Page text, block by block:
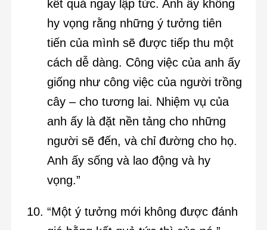
kết quả ngay lập tức. Anh ấy không
hy vọng rằng những ý tưởng tiên
tiến của mình sẽ được tiếp thu một
cách dễ dàng. Công việc của anh ấy
giống như công việc của người trồng
cây – cho tương lai. Nhiệm vụ của
anh ấy là đặt nền tảng cho những
người sẽ đến, và chỉ đường cho họ.
Anh ấy sống và lao động và hy
vọng.”
“Một ý tưởng mới không được đánh